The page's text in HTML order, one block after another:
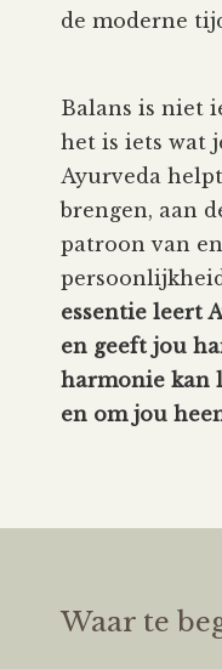
de moderne
Balans is niet
het is iets wat
Ayurveda
brengen, aan
patroon van
essentie leert
en geeft jou
harmonie kan
en om jou
Waar te